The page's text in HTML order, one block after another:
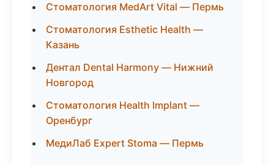
Стоматология MedArt Vital — Пермь
Стоматология Esthetic Health —
Казань
Дентал Dental Harmony — Нижний
Новгород
Стоматология Health Implant —
Оренбург
МедиЛаб Expert Stoma — Пермь